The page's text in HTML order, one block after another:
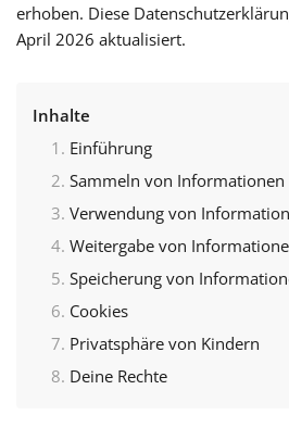
Français
한국어
erhoben. Diese
April 2026 aktualisiert.
Inhalte
Einführung
Sammeln von Informationen
Verwendung von
Weitergabe von
Speicherung von
Cookies
Privatsphäre von Kindern
Deine Rechte